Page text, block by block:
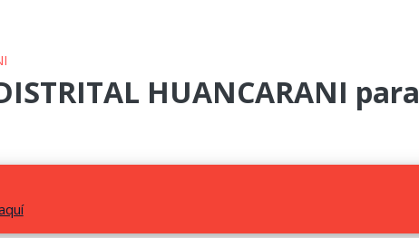
HUANCARANI para